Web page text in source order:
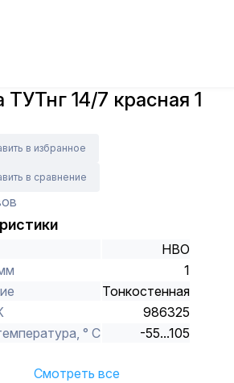
и материалы
ТУТнг 14/7 красная 1
в избранное
в сравнение
НВО
1
Тонкостенная
986325
° С
-55...105
Смотреть все